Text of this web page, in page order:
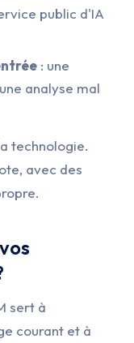
public d'IA
: une
analyse mal
technologie.
avec des
sert à
courant et à